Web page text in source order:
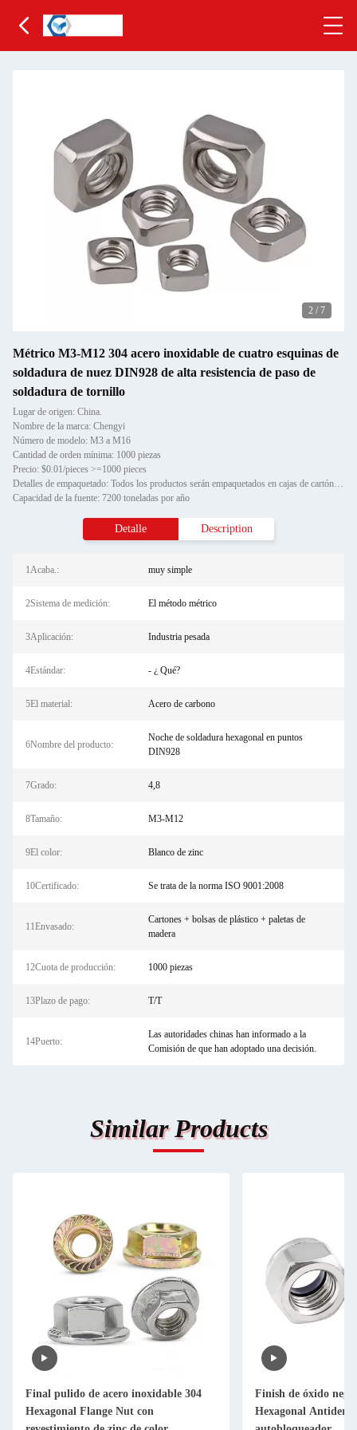
2 / 7
Métrico M3-M12 304 acero inoxidable de cuatro esquinas de
soldadura de nuez DIN928 de alta resistencia de paso de
soldadura de tornillo
Lugar de origen: China.
Nombre de la marca: Chengyi
Número de modelo: M3 a M16
Cantidad de orden mínima: 1000 piezas
Precio: $0.01/pieces >=1000 pieces
Detalles de empaquetado: Todos los productos serán empaquetados en cajas de cartón y luego en palets de madera.
Capacidad de la fuente: 7200 toneladas por año
Detalle Description
1Acaba.: muy simple
2Sistema de medición: El método métrico
3Aplicación: Industria pesada
4Estándar: - ¿ Qué?
5El material: Acero de carbono
6Nombre del producto:
Noche de soldadura hexagonal en puntos
DIN928
7Grado: 4,8
8Tamaño: M3-M12
9El color: Blanco de zinc
10Certificado: Se trata de la norma ISO 9001:2008
11Envasado:
Cartones + bolsas de plástico + paletas de
madera
12Cuota de producción: 1000 piezas
13Plazo de pago: T/T
14Puerto:
Las autoridades chinas han informado a la
Comisión de que han adoptado una decisión.
Similar Products
Final pulido de acero inoxidable 304
Hexagonal Flange Nut con
Finish de óxido
Hexagonal